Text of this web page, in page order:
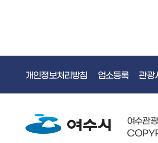
개인정보처리방침 업소등록 관광
여수관